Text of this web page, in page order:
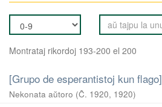
Montrataj rikordoj 193-200 el 200
[Grupo de esperantistoj kun flago]
Nekonata aŭtoro (Ĉ. 1920, 1920)